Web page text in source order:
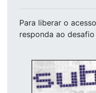
Para liberar o acesso
responda ao